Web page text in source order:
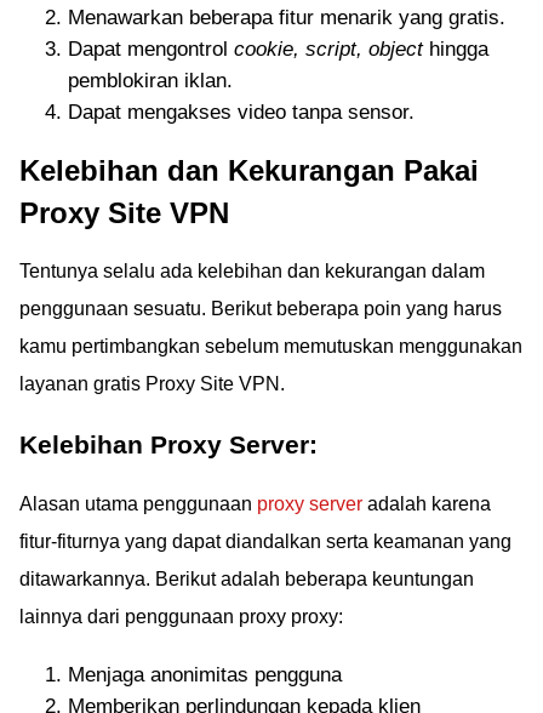
Menawarkan beberapa fitur menarik yang gratis.
Dapat mengontrol cookie, script, objecthingga
pemblokiran iklan.
Dapat mengakses video tanpa sensor.
Kelebihan dan Kekurangan Pakai
Proxy Site VPN
Tentunya selalu ada kelebihan dan kekurangan dalam
penggunaan sesuatu. Berikut beberapa poin yang harus
kamu pertimbangkan sebelum memutuskan menggunakan
layanan gratis Proxy Site VPN.
Kelebihan Proxy Server:
Alasan utama penggunaan proxy server adalah karena
fitur-fiturnya yang dapat diandalkan serta keamanan yang
ditawarkannya. Berikut adalah beberapa keuntungan
lainnya dari penggunaan proxy proxy:
Menjaga anonimitas pengguna
Memberikan perlindungan kepada klien